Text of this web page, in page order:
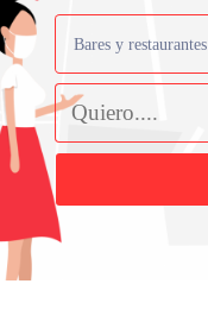
Bares y restaurantes